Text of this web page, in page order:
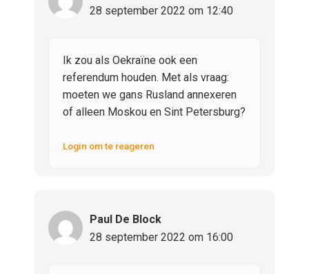
28 september 2022 om 12:40
Ik zou als Oekraïne ook een
referendum houden. Met als vraag:
moeten we gans Rusland annexeren
of alleen Moskou en Sint Petersburg?
Login om te reageren
Paul De Block
28 september 2022 om 16:00